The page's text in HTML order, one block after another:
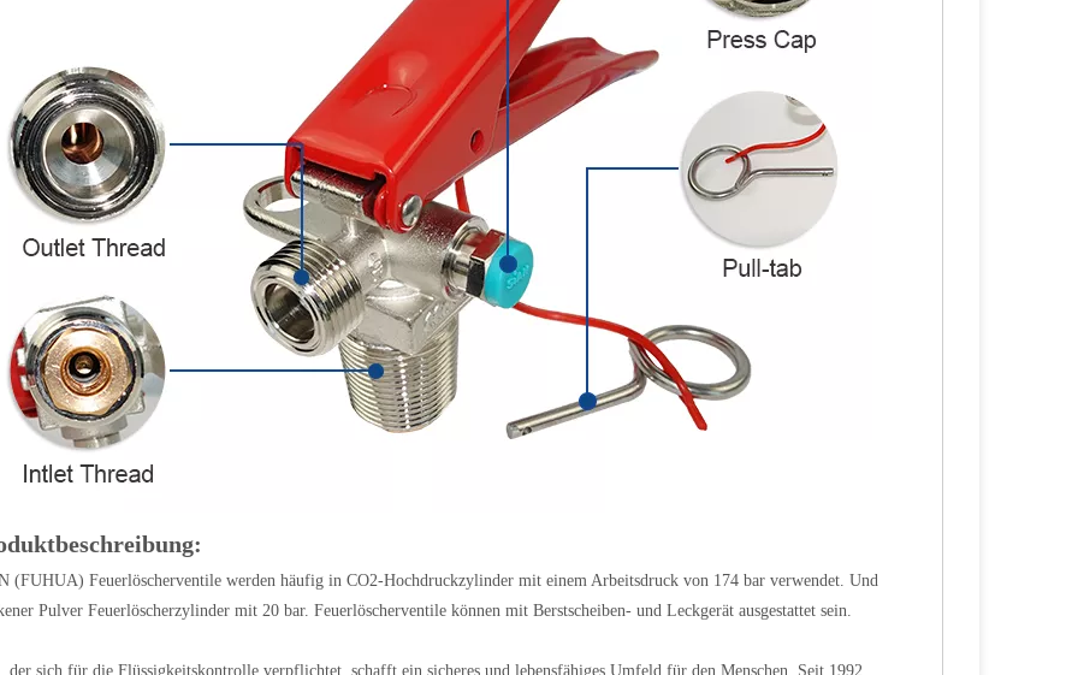
(FUHUA) Feuerlöscherventile werden häufig in CO2-Hochdruckzylinder mit einem Arbeitsdruck von 174 bar verwendet. Und
Pulver Feuerlöscherzylinder mit 20 bar. Feuerlöscherventile können mit Berstscheiben- und Leckgerät ausgestattet sein.
der sich für die Flüssigkeitskontrolle verpflichtet, schafft ein sicheres und lebensfähiges Umfeld für den Menschen. Seit 1992